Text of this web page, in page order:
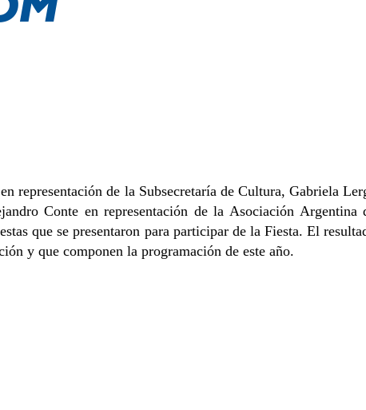
representación de la Subsecretaría de Cultura, Gabriela
Conte en representación de la Asociación Argentina
que se presentaron para participar de la Fiesta. El
y que componen la programación de este año.